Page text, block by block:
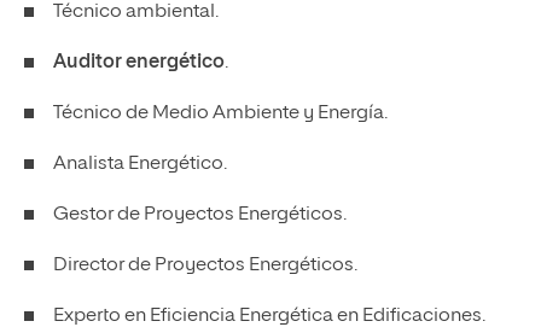
Técnico ambiental.
Auditor energético.
Técnico de Medio Ambiente y Energía.
Analista Energético.
Gestor de Proyectos Energéticos.
Director de Proyectos Energéticos.
Experto en Eficiencia Energética en Edificaciones.